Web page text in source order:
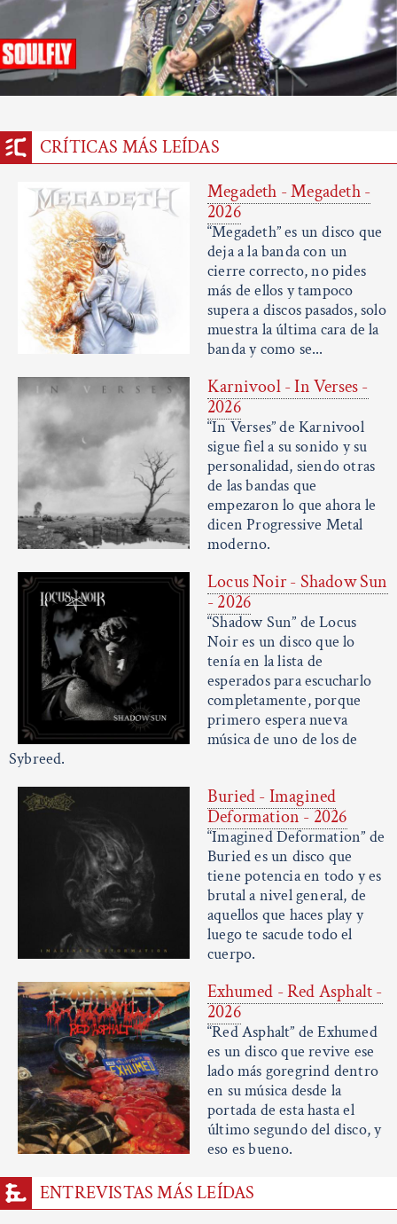
CRÍTICAS MÁS LEÍDAS
Megadeth - Megadeth -
2026
“Megadeth” es un disco que
deja a la banda con un
cierre correcto, no pides
más de ellos y tampoco
supera a discos pasados, solo
muestra la última cara de la
banda y como se...
Karnivool - In Verses -
2026
“In Verses” de Karnivool
sigue fiel a su sonido y su
personalidad, siendo otras
de las bandas que
empezaron lo que ahora le
dicen Progressive Metal
moderno.
Locus Noir - Shadow Sun
- 2026
“Shadow Sun” de Locus
Noir es un disco que lo
tenía en la lista de
esperados para escucharlo
completamente, porque
primero espera nueva
música de uno de los de
Sybreed.
Buried - Imagined
Deformation - 2026
“Imagined Deformation” de
Buried es un disco que
tiene potencia en todo y es
brutal a nivel general, de
aquellos que haces play y
luego te sacude todo el
cuerpo.
Exhumed - Red Asphalt -
2026
“Red Asphalt” de Exhumed
es un disco que revive ese
lado más goregrind dentro
en su música desde la
portada de esta hasta el
último segundo del disco, y
eso es bueno.
ENTREVISTAS MÁS LEÍDAS